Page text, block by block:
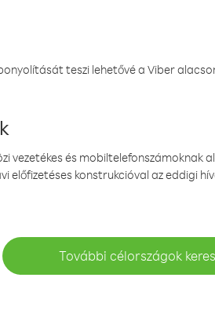
teszi lehetővé a Viber
vezetékes és mobiltelefonszámoknak
előfizetéses konstrukcióval az eddigi
További célországok